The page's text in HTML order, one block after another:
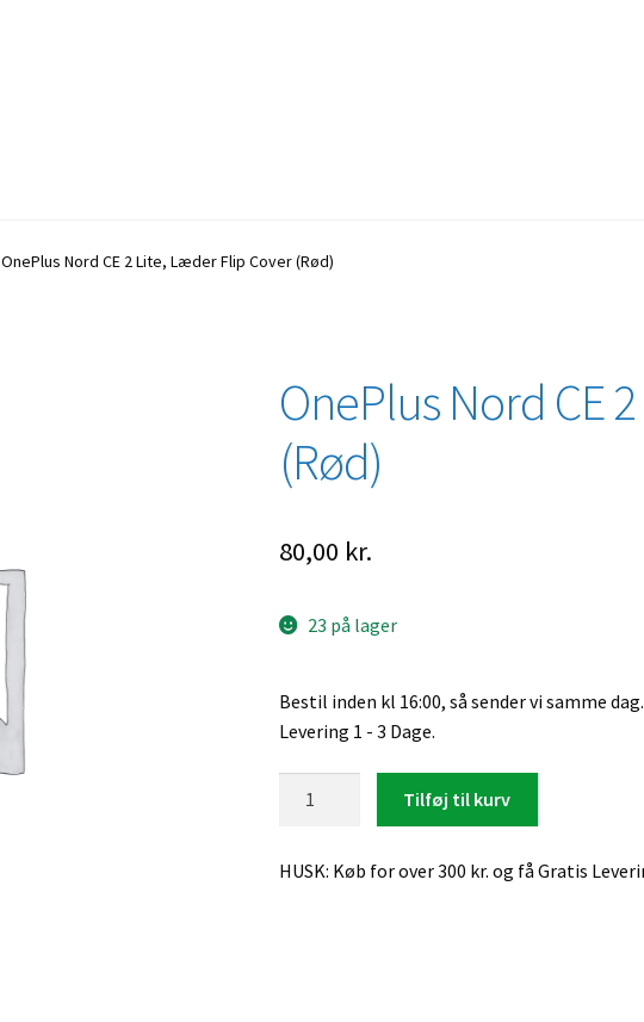
OnePlus Nord CE 2 Lite, Læder Flip Cover (Rød)
OnePlus Nord CE
(Rød)
80,00 kr.
23 på lager
Bestil inden kl 16:00, så sender vi samme dag.
Levering 1 - 3 Dage.
2
Tilføj til kurv
HUSK: Køb for over 300 kr. og få Gratis